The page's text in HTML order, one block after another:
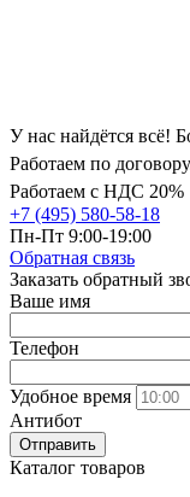
У нас найдётся всё!
Работаем по
Работаем с НДС 20%
+7 (495) 580-58-18
Пн-Пт 9:00-19:00
Обратная связь
Заказать обратный
Ваше имя
Телефон
Удобное время
Антибот
Отправить
Каталог товаров